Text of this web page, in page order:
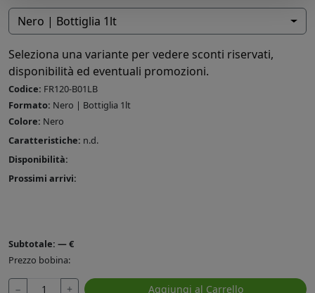
Nero | Bottiglia 1lt
Seleziona una variante per vedere sconti riservati,
disponibilità ed eventuali promozioni.
Codice: FR120-B01LB
Formato: Nero | Bottiglia 1lt
Colore: Nero
Caratteristiche: n.d.
Disponibilità:
Prossimi arrivi:
Subtotale: —€
Prezzo bobina:
− + Aggiungi al Carrello